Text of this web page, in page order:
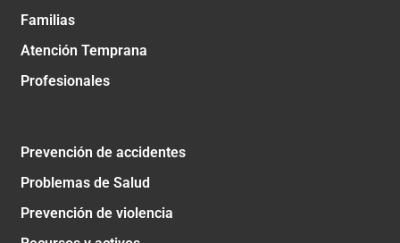
Familias
Atención Temprana
Profesionales
Prevención de accidentes
Problemas de Salud
Prevención de violencia